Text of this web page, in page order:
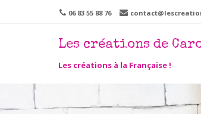
06 83 55 88 76
Les créations de
Les créations à la Française !